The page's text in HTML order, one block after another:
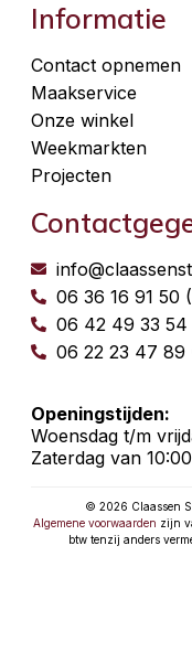
Informatie
Contact opnemen
Maakservice
Onze winkel
Weekmarkten
Projecten
06 36 16 91 50
06 42 49 33
06 22 23 47 89
Openingstijden:
Woensdag t/m
Zaterdag van
© 2026 Claassen
Algemene voorwaarden zijn
btw tenzij anders